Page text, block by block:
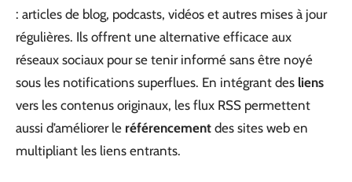
: articles de blog, podcasts, vidéos et autres mises à jour
régulières. Ils offrent une alternative efficace aux
réseaux sociaux pour se tenir informé sans être noyé
sous les notifications superflues. En intégrant des liens
vers les contenus originaux, les flux RSS permettent
aussi d’améliorer le référencement des sites web en
multipliant les liens entrants.